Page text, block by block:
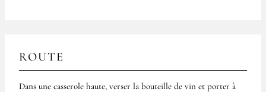
ROUTE
Dans une casserole haute, verser la bouteille de vin et porter à